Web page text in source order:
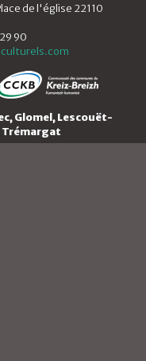
de l'église 22110
90
Glomel, Lescouët-
Trémargat